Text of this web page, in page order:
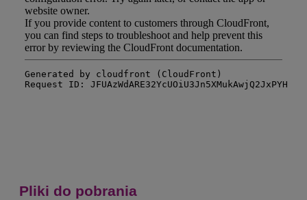
Pliki do pobrania